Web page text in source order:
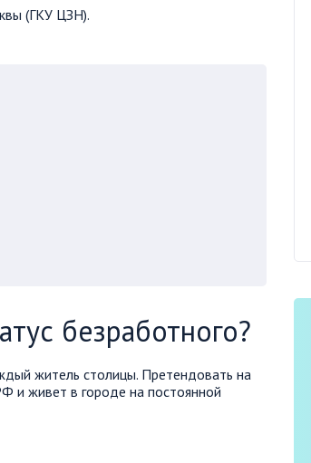
(ГКУ ЦЗН).
безработного?
житель столицы. Претендовать на
и живет в городе на постоянной